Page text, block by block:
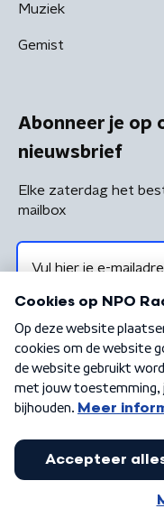
Muziek
Gemist
Abonneer je op
nieuwsbrief
Elke zaterdag het
mailbox
Algemene